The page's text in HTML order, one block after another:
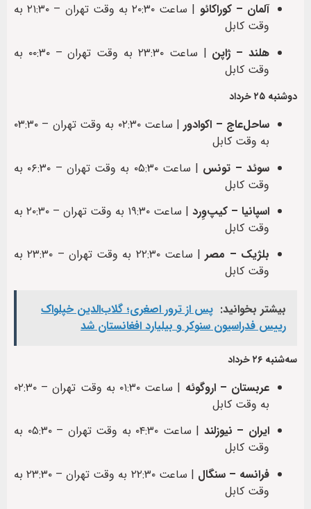
آلمان – کوراکائو
| ساعت ۲۰:۳۰ به وقت تهران – ۲۱:۳۰ به
وقت کابل
هلند – ژاپن
| ساعت ۲۳:۳۰ به وقت تهران – ۰۰:۳۰ به
وقت کابل
دوشنبه ۲۵ خرداد
ساحل‌عاج – اکوادور
| ساعت ۰۲:۳۰ به وقت تهران – ۰۳:۳۰
به وقت کابل
سوئد – تونس
| ساعت ۰۵:۳۰ به وقت تهران – ۰۶:۳۰ به
وقت کابل
اسپانیا – کیپ‌وِرد
| ساعت ۱۹:۳۰ به وقت تهران – ۲۰:۳۰ به
وقت کابل
بلژیک – مصر
| ساعت ۲۲:۳۰ به وقت تهران – ۲۳:۳۰ به
وقت کابل
بیشتر بخوانید: پس از ترور اصغری؛ گلاب‌الدین خپلواک
رییس فدراسیون سنوکر و بیلیارد افغانستان شد
سه‌شنبه ۲۶ خرداد
عربستان – اروگوئه
| ساعت ۰۱:۳۰ به وقت تهران – ۰۲:۳۰
به وقت کابل
ایران – نیوزلند
| ساعت ۰۴:۳۰ به وقت تهران – ۰۵:۳۰ به
وقت کابل
فرانسه – سنگال
| ساعت ۲۲:۳۰ به وقت تهران – ۲۳:۳۰ به
وقت کابل